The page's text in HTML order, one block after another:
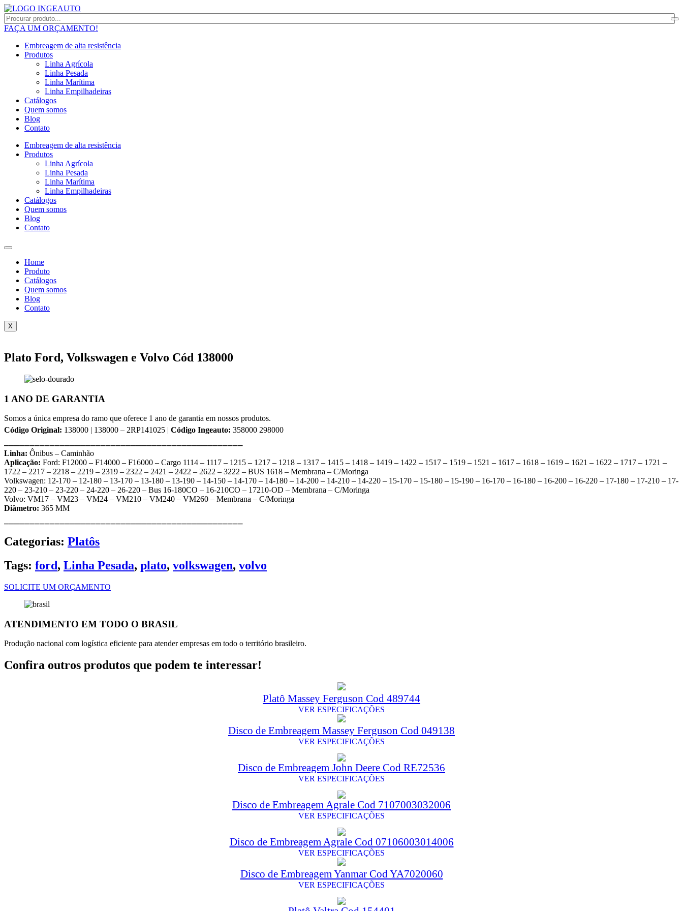
FAÇA UM ORÇAMENTO!
Embreagem de alta resistência
Produtos
Linha Agrícola
Linha Pesada
Linha Marítima
Linha Empilhadeiras
Catálogos
Quem somos
Blog
Contato
Embreagem de alta resistência
Produtos
Linha Agrícola
Linha Pesada
Linha Marítima
Linha Empilhadeiras
Catálogos
Quem somos
Blog
Contato
Home
Produto
Catálogos
Quem somos
Blog
Contato
X
Plato Ford, Volkswagen e Volvo Cód 138000
1 ANO DE GARANTIA
Somos a única empresa do ramo que oferece 1 ano de garantia em nossos produtos.
Código Original: 138000 | 138000 – 2RP141025 | Código Ingeauto: 358000 298000
Linha: Ônibus – Caminhão
Aplicação: Ford: F12000 – F14000 – F16000 – Cargo 1114 – 1117 – 1215 – 1217 – 1218 – 1317 – 1415 – 1418 – 1419 – 1422 – 1517 – 1519 – 1521 – 1617 – 1618 – 1619 – 1621 – 1622 – 1717 – 1721 –
1722 – 2217 – 2218 – 2219 – 2319 – 2322 – 2421 – 2422 – 2622 – 3222 – BUS 1618 – Membrana – C/Moringa
Volkswagen: 12-170 – 12-180 – 13-170 – 13-180 – 13-190 – 14-150 – 14-170 – 14-180 – 14-200 – 14-210 – 14-220 – 15-170 – 15-180 – 15-190 – 16-170 – 16-180 – 16-200 – 16-220 – 17-180 – 17-210 – 17-
220 – 23-210 – 23-220 – 24-220 – 26-220 – Bus 16-180CO – 16-210CO – 17210-OD – Membrana – C/Moringa
Volvo: VM17 – VM23 – VM24 – VM210 – VM240 – VM260 – Membrana – C/Moringa
Diâmetro: 365 MM
Categorias: Platôs
Tags: ford, Linha Pesada, plato, volkswagen, volvo
SOLICITE UM ORÇAMENTO
ATENDIMENTO EM TODO O BRASIL
Produção nacional com logística eficiente para atender empresas em todo o território brasileiro.
Confira outros produtos que podem te interessar!
Platô Massey Ferguson Cod 489744
VER ESPECIFICAÇÕES
Disco de Embreagem Massey Ferguson Cod 049138
VER ESPECIFICAÇÕES
Disco de Embreagem John Deere Cod RE72536
VER ESPECIFICAÇÕES
Disco de Embreagem Agrale Cod 7107003032006
VER ESPECIFICAÇÕES
Disco de Embreagem Agrale Cod 07106003014006
VER ESPECIFICAÇÕES
Disco de Embreagem Yanmar Cod YA7020060
VER ESPECIFICAÇÕES